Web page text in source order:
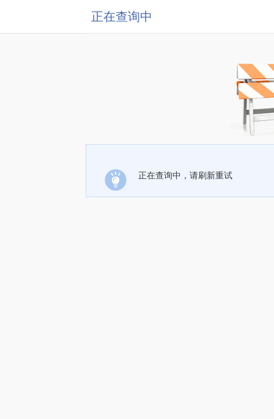
正在查询中
正在查询中，请刷新重试